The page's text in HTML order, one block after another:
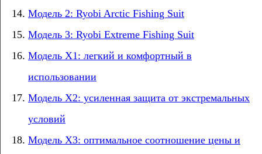
Модель 2: Ryobi Arctic Fishing Suit
Модель 3: Ryobi Extreme Fishing Suit
Модель X1: легкий и комфортный в
использовании
Модель X2: усиленная защита от экстремальных
условий
Модель X3: оптимальное соотношение цены и